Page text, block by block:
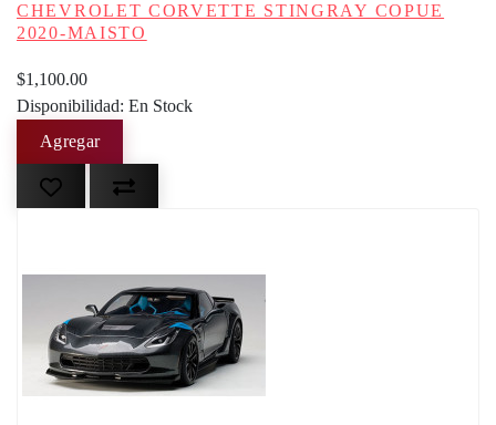
CHEVROLET CORVETTE STINGRAY COPUE
2020-MAISTO
$1,100.00
Disponibilidad: En Stock